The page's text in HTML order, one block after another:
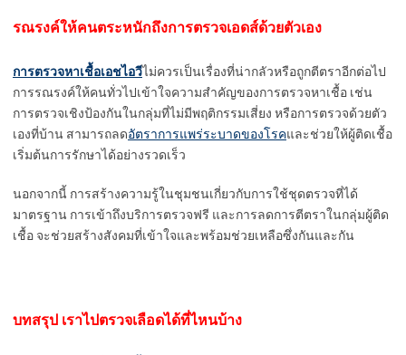
รณรงค์ให้คนตระหนักถึงการตรวจเอดส์ด้วยตัวเอง
การตรวจหาเชื้อเอชไอวีไม่ควรเป็นเรื่องที่น่ากลัวหรือถูกตีตราอีกต่อไป
การรณรงค์ให้คนทั่วไปเข้าใจความสำคัญของการตรวจหาเชื้อ เช่น
การตรวจเชิงป้องกันในกลุ่มที่ไม่มีพฤติกรรมเสี่ยง หรือการตรวจด้วยตัว
เองที่บ้าน สามารถลดอัตราการแพร่ระบาดของโรคและช่วยให้ผู้ติดเชื้อ
เริ่มต้นการรักษาได้อย่างรวดเร็ว
นอกจากนี้ การสร้างความรู้ในชุมชนเกี่ยวกับการใช้ชุดตรวจที่ได้
มาตรฐาน การเข้าถึงบริการตรวจฟรี และการลดการตีตราในกลุ่มผู้ติด
เชื้อ จะช่วยสร้างสังคมที่เข้าใจและพร้อมช่วยเหลือซึ่งกันและกัน
บทสรุป เราไปตรวจเลือดได้ที่ไหนบ้าง